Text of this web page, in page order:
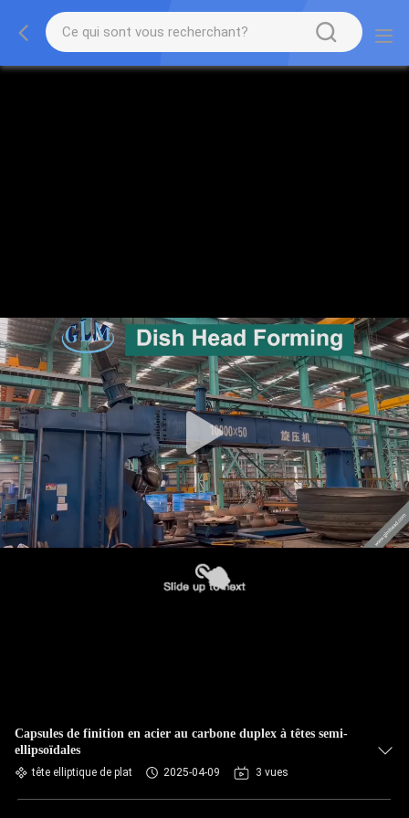
Capsules de finition en acier au carbone duplex à têtes semi-
ellipsoïdales
tête elliptique de plat 2025-04-09 3 vues